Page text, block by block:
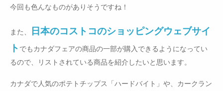
今回も色んなものがありそうですね！
また、
日本のコストコのショッピングウェブサイ
ト でもカナダフェアの商品の一部が購入できるようになってい
るので、リストされている商品を紹介したいと思います。
カナダで人気のポテトチップス「ハードバイト」や、カークラン